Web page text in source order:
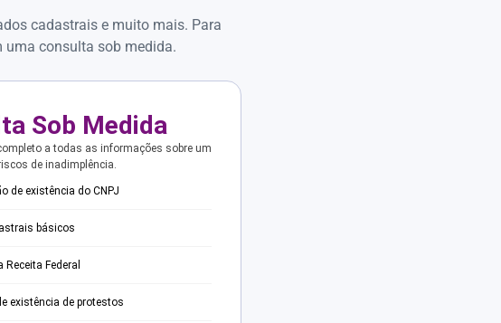
cadastrais e muito mais. Para
uma consulta sob medida.
Sob Medida
a todas as informações sobre um
de inadimplência.
de existência do CNPJ
básicos
Receita Federal
existência de protestos